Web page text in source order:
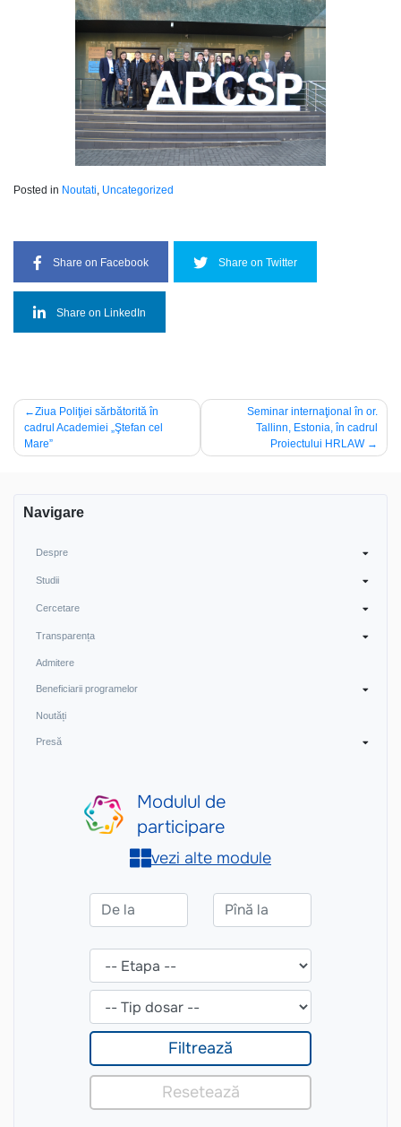
Posted in Noutati, Uncategorized
Share on Facebook Share on Twitter
Share on LinkedIn
Navigare
în
articole
Ziua Poliţiei sărbătorită în
cadrul Academiei „Ştefan cel
Mare”
Seminar internaţional în or.
Tallinn, Estonia, în cadrul
Proiectului HRLAW
Navigare
Despre
Studii
Cercetare
Transparența
Admitere
Beneficiarii programelor
Noutăți
Presă